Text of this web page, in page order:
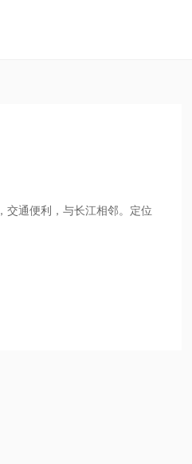
交通便利，与长江相邻。定位